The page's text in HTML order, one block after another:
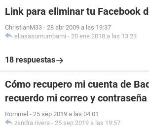
Link para eliminar tu Facebook
ChristianM33 - 28 abr 2009 a las 19:37
eliasasumumbami - 20 ene 2018 a las 13:23
18 respuestas
Cómo recupero mi cuenta de
recuerdo mi correo y contraseña
Rommel - 25 sep 2019 a las 04:01
zandra.rivera - 25 sep 2019 a las 19:57